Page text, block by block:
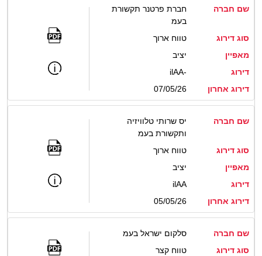
שם חברה
חברת פרטנר תקשורת
בעמ
סוג דירוג
טווח ארוך
מאפיין
יציב
דירוג
ilAA-
דירוג אחרון
07/05/26
שם חברה
יס שרותי טלוויזיה
ותקשורת בעמ
סוג דירוג
טווח ארוך
מאפיין
יציב
דירוג
ilAA
דירוג אחרון
05/05/26
שם חברה
סלקום ישראל בעמ
סוג דירוג
טווח קצר